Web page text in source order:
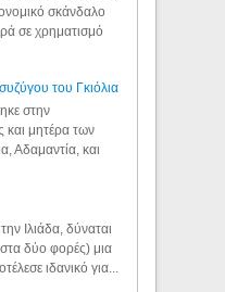
σκάνδαλο
σε χρηματισμό
του Γκιόλια
στην
και μητέρα των
Αδαμαντία, και
Ιλιάδα, δύναται
δύο φορές) μια
ιδανικό για...